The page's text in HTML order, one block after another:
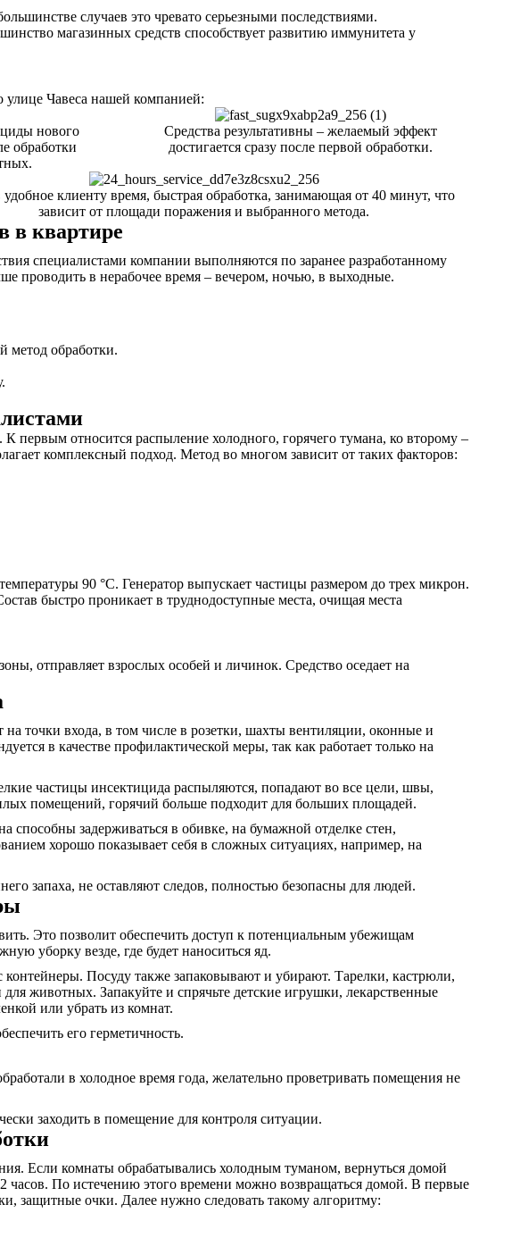
случаев это чревато серьезными последствиями.
магазинных средств способствует развитию иммунитета у
Чавеса нашей компанией:
нового
обработки
Средства результативны – желаемый эффект
достигается сразу после первой обработки.
клиенту время, быстрая обработка, занимающая от 40 минут, что
зависит от площади поражения и выбранного метода.
в квартире
специалистами компании выполняются по заранее разработанному
проводить в нерабочее время – вечером, ночью, в выходные.
метод обработки.
первым относится распыление холодного, горячего тумана, ко второму –
комплексный подход. Метод во многом зависит от таких факторов:
90 °С. Генератор выпускает частицы размером до трех микрон.
быстро проникает в труднодоступные места, очищая места
отправляет взрослых особей и личинок. Средство оседает на
на точки входа, в том числе в розетки, шахты вентиляции, оконные и
в качестве профилактической меры, так как работает только на
частицы инсектицида распыляются, попадают во все цели, швы,
помещений, горячий больше подходит для больших площадей.
задерживаться в обивке, на бумажной отделке стен,
хорошо показывает себя в сложных ситуациях, например, на
запаха, не оставляют следов, полностью безопасны для людей.
Это позволит обеспечить доступ к потенциальным убежищам
уборку везде, где будет наноситься яд.
Посуду также запаковывают и убирают. Тарелки, кастрюли,
животных. Запакуйте и спрячьте детские игрушки, лекарственные
или убрать из комнат.
его герметичность.
в холодное время года, желательно проветривать помещения не
заходить в помещение для контроля ситуации.
Если комнаты обрабатывались холодным туманом, вернуться домой
часов. По истечению этого времени можно возвращаться домой. В первые
защитные очки. Далее нужно следовать такому алгоритму: